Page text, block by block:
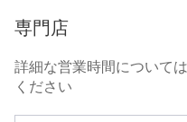
専門店
詳細な営業時間について
ください